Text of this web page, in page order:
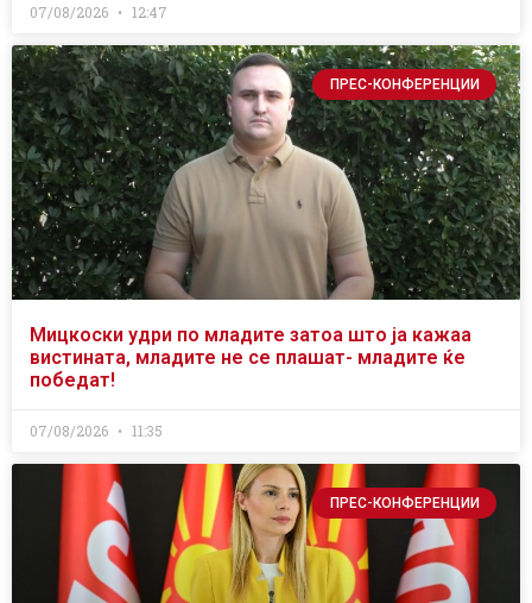
07/08/2026 12:47
ПРЕС-КОНФЕРЕНЦИИ
Мицкоски удри по младите затоа што ја кажаа
вистината, младите не се плашат- младите ќе
победат!
07/08/2026 11:35
ПРЕС-КОНФЕРЕНЦИИ